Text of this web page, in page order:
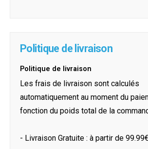
Politique de livraison
Politique de livraison
Les frais de livraison sont calculés
automatiquement au moment du
fonction du poids total de la
- Livraison Gratuite : à partir de